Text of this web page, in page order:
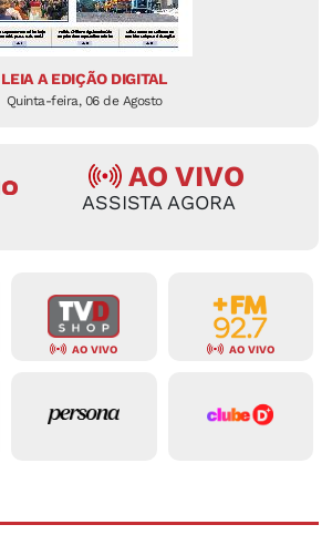
LEIA A EDIÇÃO DIGITAL
Quinta-feira, 06 de Agosto
AO VIVO
ASSISTA AGORA
AO VIVO AO VIVO